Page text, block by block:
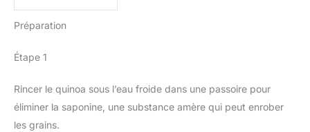
Préparation
Étape 1
Rincer le quinoa sous l’eau froide dans une passoire pour
éliminer la saponine, une substance amère qui peut enrober
les grains.